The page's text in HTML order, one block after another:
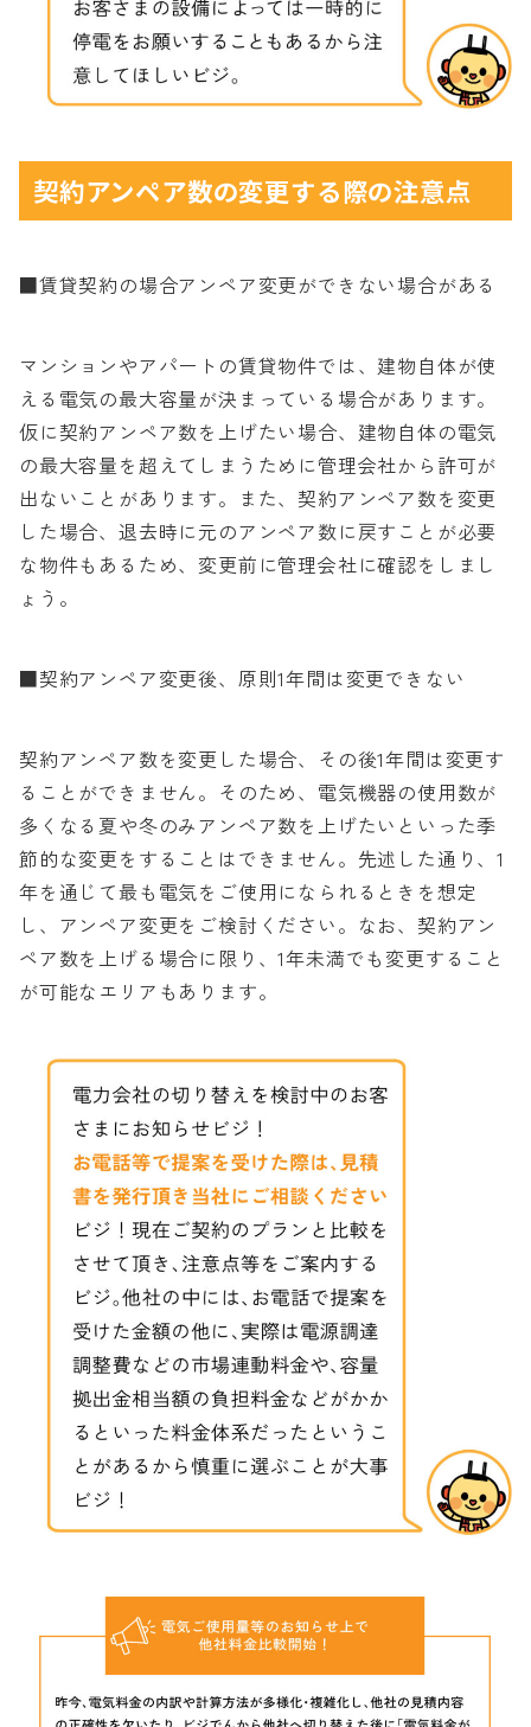
契約アンペア数の変更する際の注意点
■賃貸契約の場合アンペア変更ができない場合がある
マンションやアパートの賃貸物件では、建物自体が使
える電気の最大容量が決まっている場合があります。
仮に契約アンペア数を上げたい場合、建物自体の電気
の最大容量を超えてしまうために管理会社から許可が
出ないことがあります。また、契約アンペア数を変更
した場合、退去時に元のアンペア数に戻すことが必要
な物件もあるため、変更前に管理会社に確認をしまし
ょう。
■契約アンペア変更後、原則1年間は変更できない
契約アンペア数を変更した場合、その後1年間は変更す
ることができません。そのため、電気機器の使用数が
多くなる夏や冬のみアンペア数を上げたいといった季
節的な変更をすることはできません。先述した通り、1
年を通じて最も電気をご使用になられるときを想定
し、アンペア変更をご検討ください。なお、契約アン
ペア数を上げる場合に限り、1年未満でも変更すること
が可能なエリアもあります。